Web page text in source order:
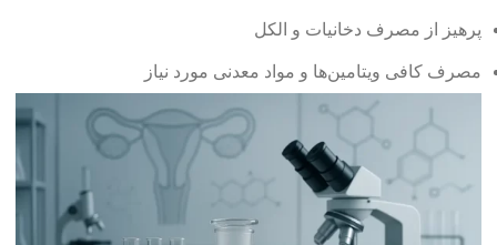
پرهیز از مصرف دخانیات و الکل
مصرف کافی ویتامین‌ها و مواد معدنی مورد نیاز